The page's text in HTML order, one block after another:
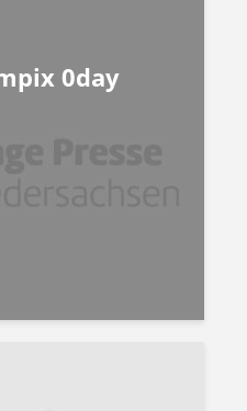
0day